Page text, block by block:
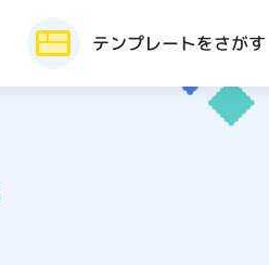
テンプレートをさがす